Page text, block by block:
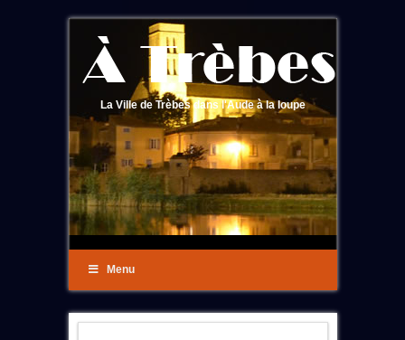
La Ville de Trèbes dans l'Aude à la loupe
Menu